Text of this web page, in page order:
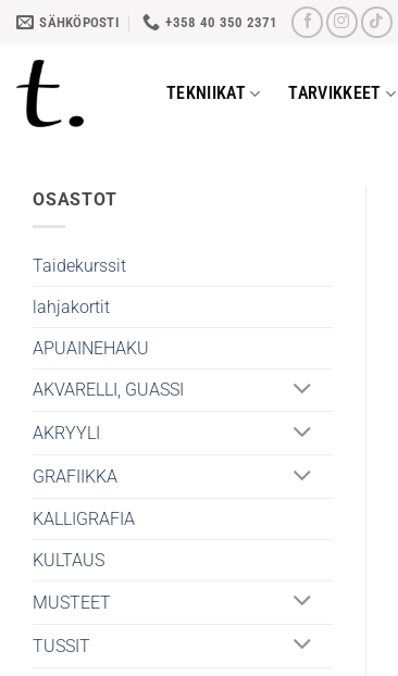
Skip
content
SÄHKÖPOSTI +358 40 350 2371
TEKNIIKAT TARVIKKEET
OSASTOT
Taidekurssit
lahjakortit
APUAINEHAKU
AKVARELLI, GUASSI
AKRYYLI
GRAFIIKKA
KALLIGRAFIA
KULTAUS
MUSTEET
TUSSIT